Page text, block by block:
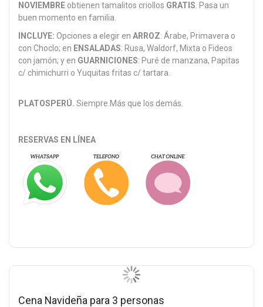
NOVIEMBRE obtienen tamalitos criollos GRATIS . Pasa un
buen momento en familia.
INCLUYE: Opciones a elegir en ARROZ: Árabe, Primavera o
con Choclo; en ENSALADAS: Rusa, Waldorf, Mixta o Fideos
con jamón; y en GUARNICIONES: Puré de manzana, Papitas
c/ chimichurri o Yuquitas fritas c/ tartara.
PLATOSPERÚ. Siempre.Más que los demás.
RESERVAS EN LÍNEA
Cena Navideña para 3 personas